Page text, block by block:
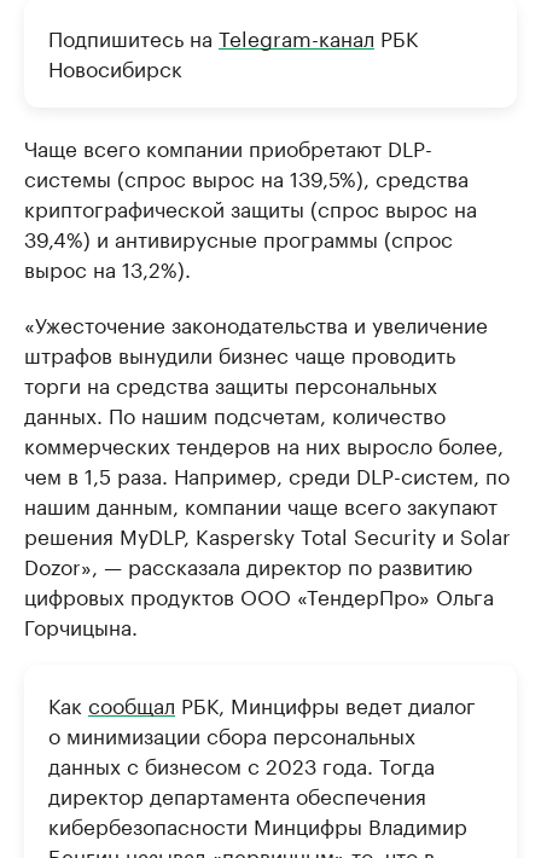
Подпишитесь на Telegram-канал РБК
Новосибирск
Чаще всего компании приобретают DLP-
системы (спрос вырос на 139,5%), средства
криптографической защиты (спрос вырос на
39,4%) и антивирусные программы (спрос
вырос на 13,2%).
«Ужесточение законодательства и увеличение
штрафов вынудили бизнес чаще проводить
торги на средства защиты персональных
данных. По нашим подсчетам, количество
коммерческих тендеров на них выросло более,
чем в 1,5 раза. Например, среди DLP-систем, по
нашим данным, компании чаще всего закупают
решения MyDLP, Kaspersky Total Security и Solar
Dozor», — рассказала директор по развитию
цифровых продуктов ООО «ТендерПро» Ольга
Горчицына.
Как сообщал РБК, Минцифры ведет диалог
о минимизации сбора персональных
данных с бизнесом с 2023 года. Тогда
директор департамента обеспечения
кибербезопасности Минцифры Владимир